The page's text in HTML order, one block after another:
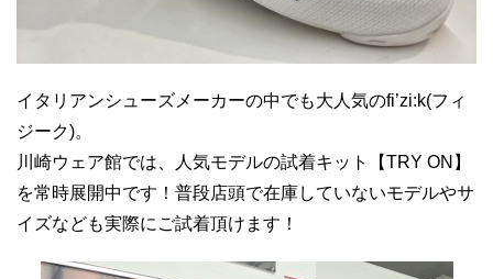
イタリアンシューズメーカーの中でも大人気のfi’zi:k(フィ
ジーク)。
川崎ウェア館では、人気モデルの試着キット【TRY ON】
を常時展開中です！普段店頭で在庫していないモデルやサ
イズなども実際にご試着頂けます！